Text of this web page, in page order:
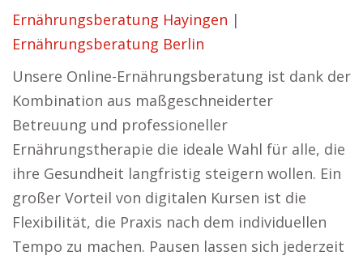
Ernährungsberatung Hayingen |
Ernährungsberatung Berlin
Unsere Online-Ernährungsberatung ist dank der
Kombination aus maßgeschneiderter
Betreuung und professioneller
Ernährungstherapie die ideale Wahl für alle, die
ihre Gesundheit langfristig steigern wollen. Ein
großer Vorteil von digitalen Kursen ist die
Flexibilität, die Praxis nach dem individuellen
Tempo zu machen. Pausen lassen sich jederzeit